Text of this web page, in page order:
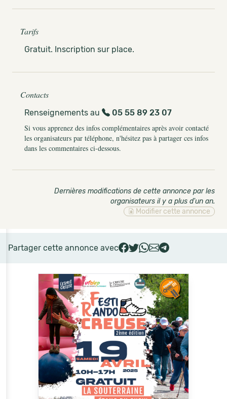
Tarifs
Gratuit. Inscription sur place.
Contacts
Renseignements au
05 55 89 23 07
Si vous apprenez des infos complémentaires après avoir contacté
les organisateurs par téléphone, n'hésitez pas à partager ces infos
dans les commentaires ci-dessous.
Dernières modifications de cette annonce par les
organisateurs il y a plus d'un an.
Modifier cette annonce
Partager cette annonce avec